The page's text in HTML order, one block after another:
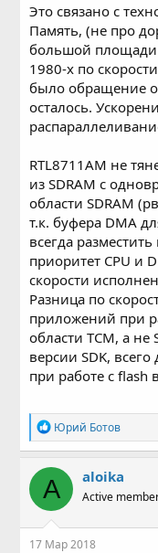
Это связано с
Память, (не про
большой площади
1980-х по
было обращение
осталось.
RTL8711AM не
из SDRAM c
области SDRAM
т.к. буфера DMA
всегда
приоритет CPU и
скорости
Разница по
приложений при
области TCM, а не
версии SDK,
при работе с flash
Р
е
а
к
ц
и
и
:
Юрий Ботов
A aloika
Active
17 Мар 2018